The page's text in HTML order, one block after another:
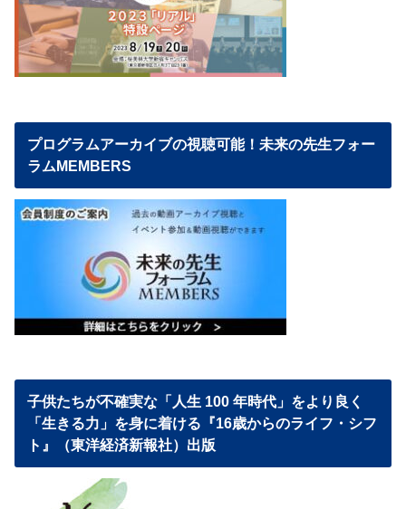
プログラムアーカイブの視聴可能！未来の先生フォー
ラムMEMBERS
子供たちが不確実な「人生 100 年時代」をより良く
「生きる力」を身に着ける『16歳からのライフ・シフ
ト』（東洋経済新報社）出版